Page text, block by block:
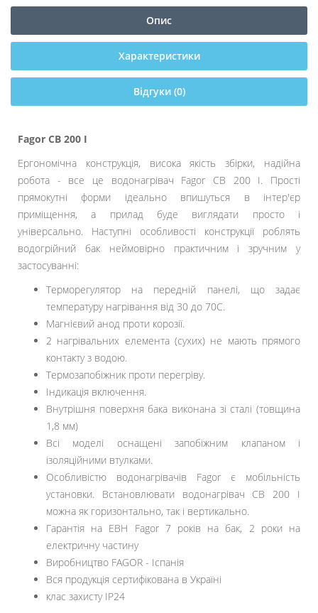
Опис
Характеристики
Відгуки (0)
Fagor СВ 200 I
Ергономічна конструкція, висока якість збірки, надійна
робота - все це водонагрівач Fagor CB 200 I. Прості
прямокутні форми ідеально впишуться в інтер'єр
приміщення, а прилад буде виглядати просто і
універсально. Наступні особливості конструкції роблять
водогрійний бак неймовірно практичним і зручним у
застосуванні:
Терморегулятор на передній панелі, що задає
температуру нагрівання від 30 до 70С.
Магнієвий анод проти корозії.
2 нагрівальних елемента (сухих) не мають прямого
контакту з водою.
Термозапобіжник проти перегріву.
Індикація включення.
Внутрішня поверхня бака виконана зі сталі (товщина
1,8 мм)
Всі моделі оснащені запобіжним клапаном і
ізоляційними втулками.
Особливістю водонагрівачів Fagor є мобільність
установки. Встановлювати водонагрівач CB 200 I
можна як горизонтально, так і вертикально.
Гарантія на ЕВН Fagor 7 років на бак, 2 роки на
електричну частину
Виробництво FAGOR - Іспанія
Вся продукція сертифікована в Україні
клас захисту IP24